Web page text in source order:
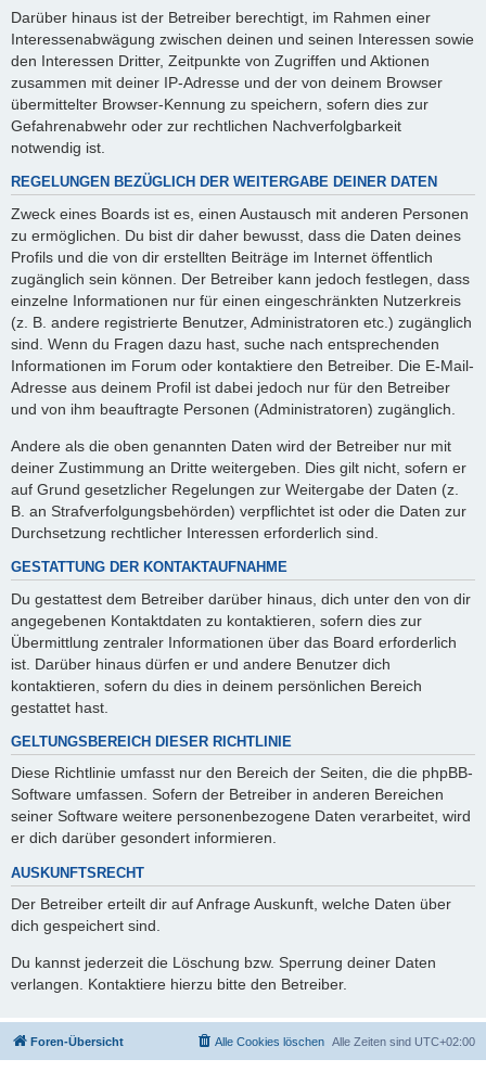
Darüber hinaus ist der Betreiber berechtigt, im Rahmen einer
Interessenabwägung zwischen deinen und seinen Interessen sowie
den Interessen Dritter, Zeitpunkte von Zugriffen und Aktionen
zusammen mit deiner IP-Adresse und der von deinem Browser
übermittelter Browser-Kennung zu speichern, sofern dies zur
Gefahrenabwehr oder zur rechtlichen Nachverfolgbarkeit
notwendig ist.
REGELUNGEN BEZÜGLICH DER WEITERGABE DEINER DATEN
Zweck eines Boards ist es, einen Austausch mit anderen Personen
zu ermöglichen. Du bist dir daher bewusst, dass die Daten deines
Profils und die von dir erstellten Beiträge im Internet öffentlich
zugänglich sein können. Der Betreiber kann jedoch festlegen, dass
einzelne Informationen nur für einen eingeschränkten Nutzerkreis
(z. B. andere registrierte Benutzer, Administratoren etc.) zugänglich
sind. Wenn du Fragen dazu hast, suche nach entsprechenden
Informationen im Forum oder kontaktiere den Betreiber. Die E-Mail-
Adresse aus deinem Profil ist dabei jedoch nur für den Betreiber
und von ihm beauftragte Personen (Administratoren) zugänglich.
Andere als die oben genannten Daten wird der Betreiber nur mit
deiner Zustimmung an Dritte weitergeben. Dies gilt nicht, sofern er
auf Grund gesetzlicher Regelungen zur Weitergabe der Daten (z.
B. an Strafverfolgungsbehörden) verpflichtet ist oder die Daten zur
Durchsetzung rechtlicher Interessen erforderlich sind.
GESTATTUNG DER KONTAKTAUFNAHME
Du gestattest dem Betreiber darüber hinaus, dich unter den von dir
angegebenen Kontaktdaten zu kontaktieren, sofern dies zur
Übermittlung zentraler Informationen über das Board erforderlich
ist. Darüber hinaus dürfen er und andere Benutzer dich
kontaktieren, sofern du dies in deinem persönlichen Bereich
gestattet hast.
GELTUNGSBEREICH DIESER RICHTLINIE
Diese Richtlinie umfasst nur den Bereich der Seiten, die die phpBB-
Software umfassen. Sofern der Betreiber in anderen Bereichen
seiner Software weitere personenbezogene Daten verarbeitet, wird
er dich darüber gesondert informieren.
AUSKUNFTSRECHT
Der Betreiber erteilt dir auf Anfrage Auskunft, welche Daten über
dich gespeichert sind.
Du kannst jederzeit die Löschung bzw. Sperrung deiner Daten
verlangen. Kontaktiere hierzu bitte den Betreiber.
Foren-Übersicht Alle Zeiten sind UTC+02:00
Alle Cookies löschen